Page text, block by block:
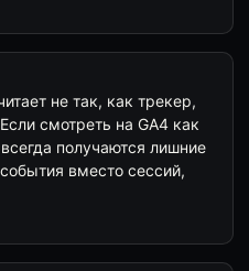
не так, как трекер,
смотреть на GA4 как
получаются лишние
вместо сессий,